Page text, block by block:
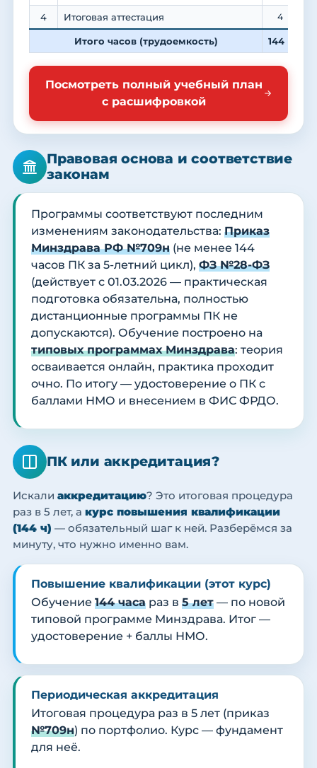
4 Итоговая аттестация 4
Итого часов (трудоемкость) 144
Посмотреть полный учебный план
с расшифровкой
Правовая основа и соответствие
законам
Программы соответствуют последним
изменениям законодательства: Приказ
Минздрава РФ №709н (не менее 144
часов ПК за 5-летний цикл), ФЗ №28-ФЗ
(действует с 01.03.2026 — практическая
подготовка обязательна, полностью
дистанционные программы ПК не
допускаются). Обучение построено на
типовых программах Минздрава: теория
осваивается онлайн, практика проходит
очно. По итогу — удостоверение о ПК с
баллами НМО и внесением в ФИС ФРДО.
ПК или аккредитация?
Искали аккредитацию? Это итоговая процедура
раз в 5 лет, а курс повышения квалификации
(144 ч) — обязательный шаг к ней. Разберёмся за
минуту, что нужно именно вам.
Повышение квалификации (этот курс)
Обучение 144 часа раз в 5 лет — по новой
типовой программе Минздрава. Итог —
удостоверение + баллы НМО.
Периодическая аккредитация
Итоговая процедура раз в 5 лет (приказ
№709н) по портфолио. Курс — фундамент
для неё.